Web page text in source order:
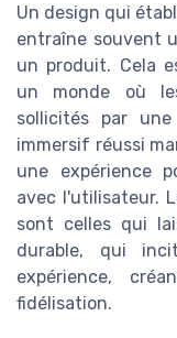
Un design qui
entraîne souvent
un produit. Cela
un monde où
sollicités par
immersif réussi
une expérience
avec l'utilisateur.
sont celles qui
durable, qui
expérience,
fidélisation.